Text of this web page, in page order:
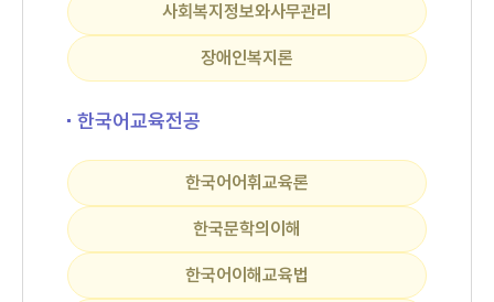
사회복지정보와사무관리
장애인복지론
한국어교육전공
한국어어휘교육론
한국문학의이해
한국어이해교육법